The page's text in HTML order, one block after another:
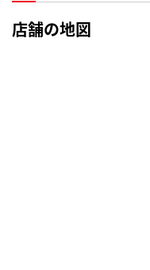
店舗の地図